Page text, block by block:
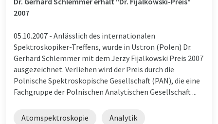
2007
05.10.2007 - Anlässlich des internationalen
Spektroskopiker-Treffens, wurde in Ustron (Polen) Dr.
Gerhard Schlemmer mit dem Jerzy Fijalkowski Preis 2007
ausgezeichnet. Verliehen wird der Preis durch die
Polnische Spektroskopische Gesellschaft (PAN), die eine
Fachgruppe der Polnischen Analytischen Gesellschaft ...
Atomspektroskopie Analytik